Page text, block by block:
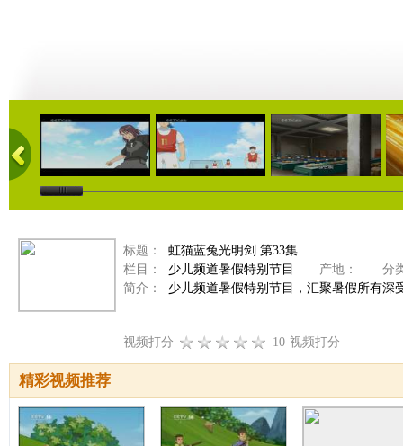
23:00 22:01 08:36
标题：
虹猫蓝兔光明剑 第33集
栏目：
少儿频道暑假特别节目 产地：
分
简介：
少儿频道暑假特别节目，汇聚暑假所有深
视频打分 10 视频打分
精彩视频推荐